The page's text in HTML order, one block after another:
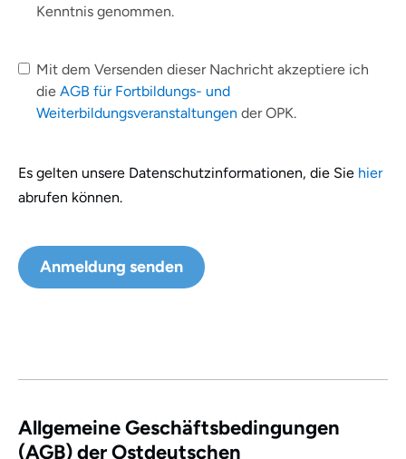
Kenntnis genommen.
Mit dem Versenden dieser Nachricht akzeptiere ich
die AGB für Fortbildungs- und
Weiterbildungsveranstaltungen der OPK.
Es gelten unsere Datenschutzinformationen, die Sie hier
abrufen können.
Allgemeine Geschäftsbedingungen
(AGB) der Ostdeutschen